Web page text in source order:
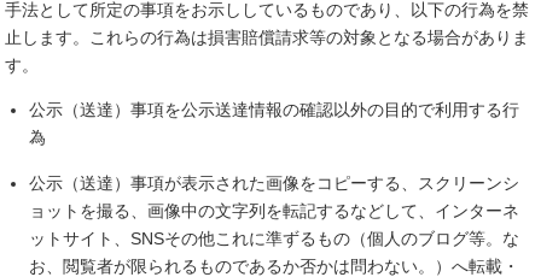
手法として所定の事項をお示ししているものであり、以下の行為を禁
止します。これらの行為は損害賠償請求等の対象となる場合がありま
す。
公示（送達）事項を公示送達情報の確認以外の目的で利用する行
為
公示（送達）事項が表示された画像をコピーする、スクリーンシ
ョットを撮る、画像中の文字列を転記するなどして、インターネ
ットサイト、SNSその他これに準ずるもの（個人のブログ等。な
お、閲覧者が限られるものであるか否かは問わない。）へ転載・